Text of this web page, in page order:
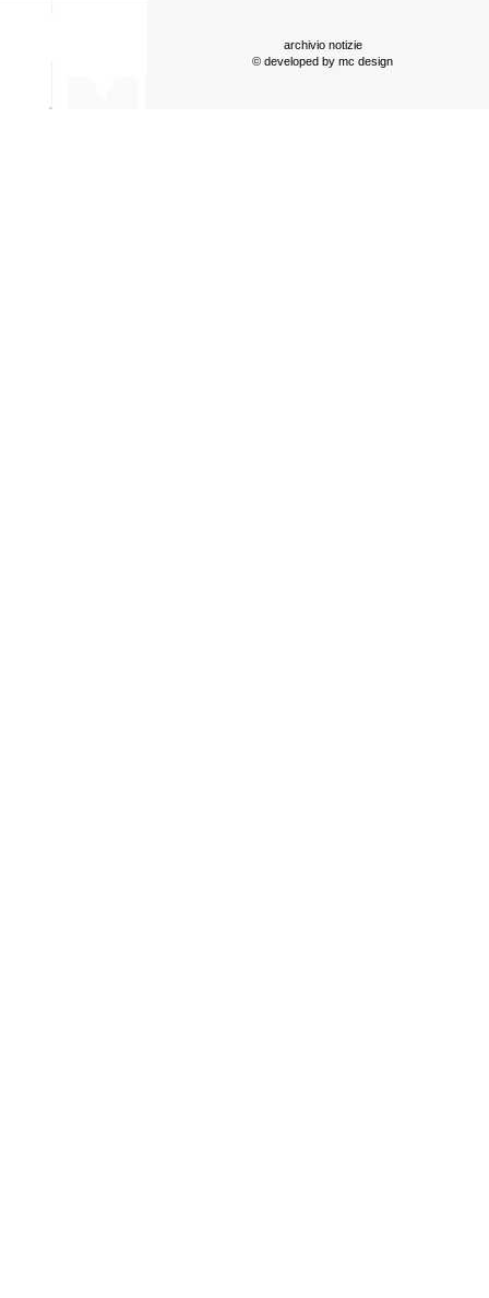
archivio notizie
© developed by mc design